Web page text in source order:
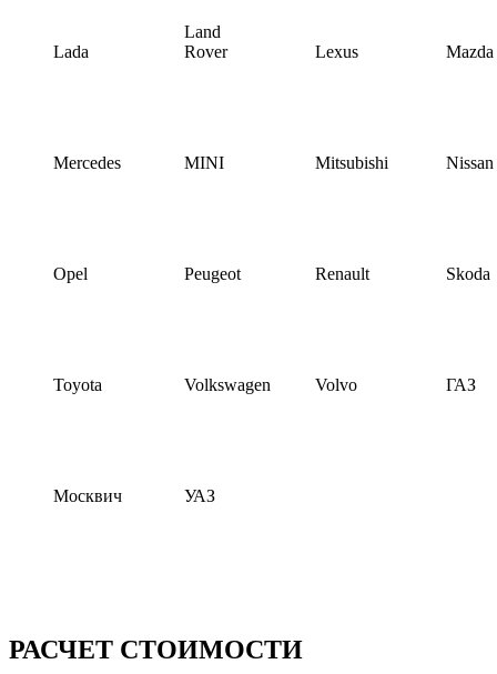
Lada
Land
Rover
Lexus Mazda
Mercedes MINI Mitsubishi Nissan
Opel Peugeot Renault Skoda
Toyota Volkswagen Volvo ГАЗ
Москвич УАЗ
РАСЧЕТ СТОИМОСТИ